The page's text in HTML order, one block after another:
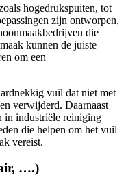
hogedrukspuiten, tot
zijn ontworpen,
die
kunnen de juiste
om een
vuil dat niet met
verwijderd. Daarnaast
in industriële reiniging
die helpen om het vuil
vereist.
….)